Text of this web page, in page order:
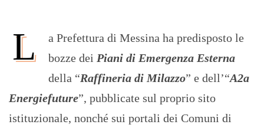
L
a Prefettura di Messina ha predisposto le
bozze dei Piani di Emergenza Esterna
della “Raffineria di Milazzo” e dell’“A2a
Energiefuture”, pubblicate sul proprio sito
istituzionale, nonché sui portali dei Comuni di